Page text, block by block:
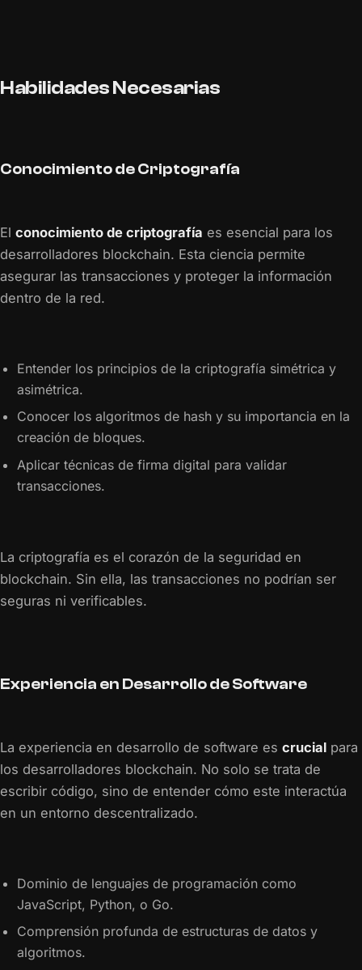
Habilidades Necesarias
Conocimiento de Criptografía
El conocimiento de criptografía es esencial para los
desarrolladores blockchain. Esta ciencia permite
asegurar las transacciones y proteger la información
dentro de la red.
Entender los principios de la criptografía simétrica y
asimétrica.
Conocer los algoritmos de hash y su importancia en la
creación de bloques.
Aplicar técnicas de firma digital para validar
transacciones.
La criptografía es el corazón de la seguridad en
blockchain. Sin ella, las transacciones no podrían ser
seguras ni verificables.
Experiencia en Desarrollo de Software
La experiencia en desarrollo de software es crucial para
los desarrolladores blockchain. No solo se trata de
escribir código, sino de entender cómo este interactúa
en un entorno descentralizado.
Dominio de lenguajes de programación como
JavaScript, Python, o Go.
Comprensión profunda de estructuras de datos y
algoritmos.